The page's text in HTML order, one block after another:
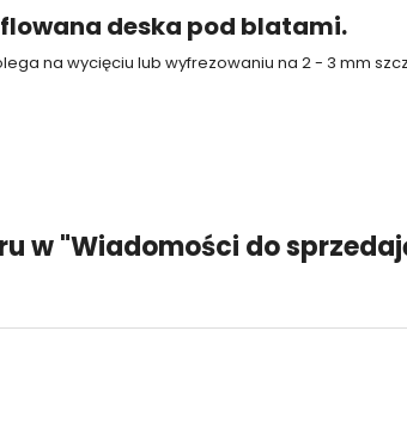
deska pod blatami.
na wycięciu lub wyfrezowaniu na 2 - 3 mm
w "Wiadomości do